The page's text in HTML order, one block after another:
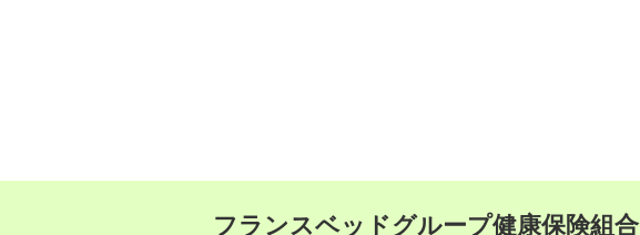
フランスベッドグループ健康保険組合